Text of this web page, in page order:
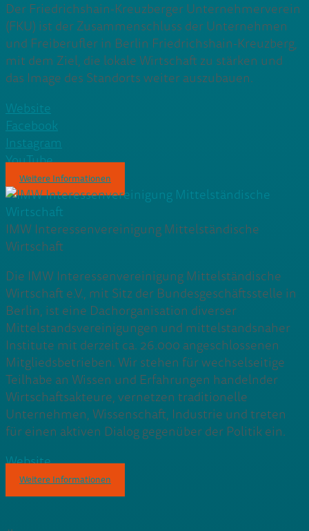
Der Friedrichshain-Kreuzberger Unternehmerverein
(FKU) ist der Zusammenschluss der Unternehmen
und Freiberufler in Berlin Friedrichshain-Kreuzberg,
mit dem Ziel, die lokale Wirtschaft zu stärken und
das Image des Standorts weiter auszubauen.
Website
Facebook
Instagram
YouTube
Weitere Informationen
IMW Interessenvereinigung Mittelständische
Wirtschaft
Die IMW Interessenvereinigung Mittelständische
Wirtschaft e.V., mit Sitz der Bundesgeschäftsstelle in
Berlin, ist eine Dachorganisation diverser
Mittelstandsvereinigungen und mittelstandsnaher
Institute mit derzeit ca. 26.000 angeschlossenen
Mitgliedsbetrieben. Wir stehen für wechselseitige
Teilhabe an Wissen und Erfahrungen handelnder
Wirtschaftsakteure, vernetzen traditionelle
Unternehmen, Wissenschaft, Industrie und treten
für einen aktiven Dialog gegenüber der Politik ein.
Website
Weitere Informationen